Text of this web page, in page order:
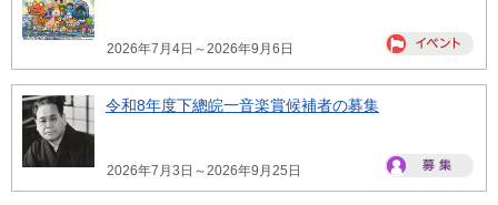
2026年7月4日～2026年9月6日
令和8年度下總皖一音楽賞候補者の募集
2026年7月3日～2026年9月25日